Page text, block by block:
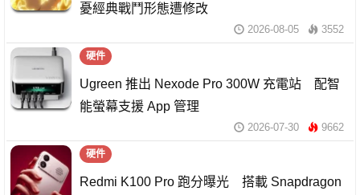
憂經典戰鬥形態遭修改
2026-08-05 3552
硬件
Ugreen 推出 Nexode Pro 300W 充電站 配智
能螢幕支援 App 管理
2026-07-30 9662
硬件
Redmi K100 Pro 跑分曝光 搭載 Snapdragon